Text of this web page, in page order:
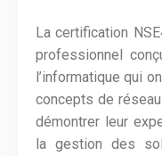
La certification
professionnel
l’informatique qui
concepts de
démontrer leur
la gestion des